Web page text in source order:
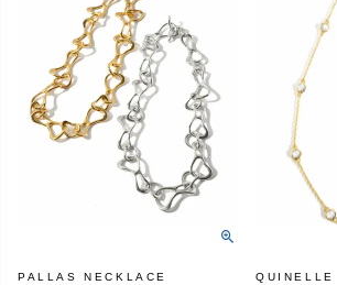
PALLAS NECKLACE QUINELLE